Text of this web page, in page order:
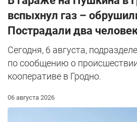
вспыхнул газ –
Пострадали два
Сегодня, 6 августа,
по сообщению о
кооперативе в Гродно.
06 августа 2026